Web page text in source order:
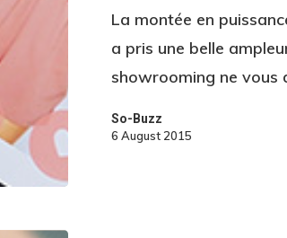
La montée en
a pris une belle
showrooming ne vous
So-Buzz
6 August 2015